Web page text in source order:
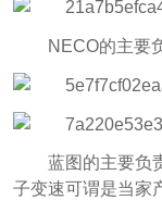
NECO的主要
蓝图的主要负
子变速可谓是当家